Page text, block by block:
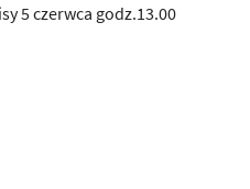
5 czerwca godz.13.00